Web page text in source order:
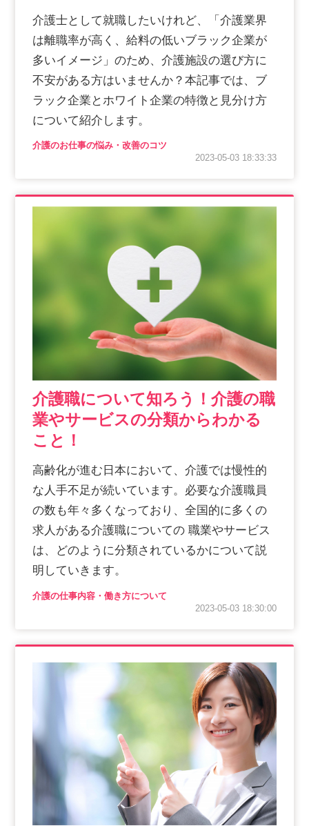
介護士として就職したいけれど、「介護業界
は離職率が高く、給料の低いブラック企業が
多いイメージ」のため、介護施設の選び方に
不安がある方はいませんか？本記事では、ブ
ラック企業とホワイト企業の特徴と見分け方
について紹介します。
介護のお仕事の悩み・改善のコツ
2023-05-03 18:33:33
介護職について知ろう！介護の職
業やサービスの分類からわかる
こと！
高齢化が進む日本において、介護では慢性的
な人手不足が続いています。必要な介護職員
の数も年々多くなっており、全国的に多くの
求人がある介護職についての 職業やサービス
は、どのように分類されているかについて説
明していきます。
介護の仕事内容・働き方について
2023-05-03 18:30:00